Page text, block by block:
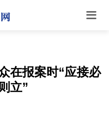
在报案时“应接必
立”